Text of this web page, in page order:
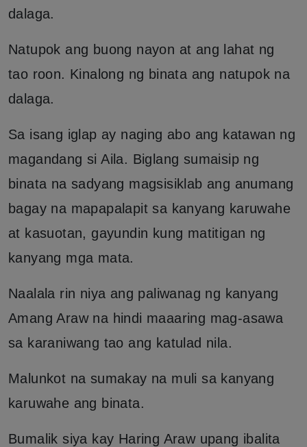
dalaga.
Natupok ang buong nayon at ang lahat ng
tao roon. Kinalong ng binata ang natupok na
dalaga.
Sa isang iglap ay naging abo ang katawan ng
magandang si Aila. Biglang sumaisip ng
binata na sadyang magsisiklab ang anumang
bagay na mapapalapit sa kanyang karuwahe
at kasuotan, gayundin kung matitigan ng
kanyang mga mata.
Naalala rin niya ang paliwanag ng kanyang
Amang Araw na hindi maaaring mag-asawa
sa karaniwang tao ang katulad nila.
Malunkot na sumakay na muli sa kanyang
karuwahe ang binata.
Bumalik siya kay Haring Araw upang ibalita